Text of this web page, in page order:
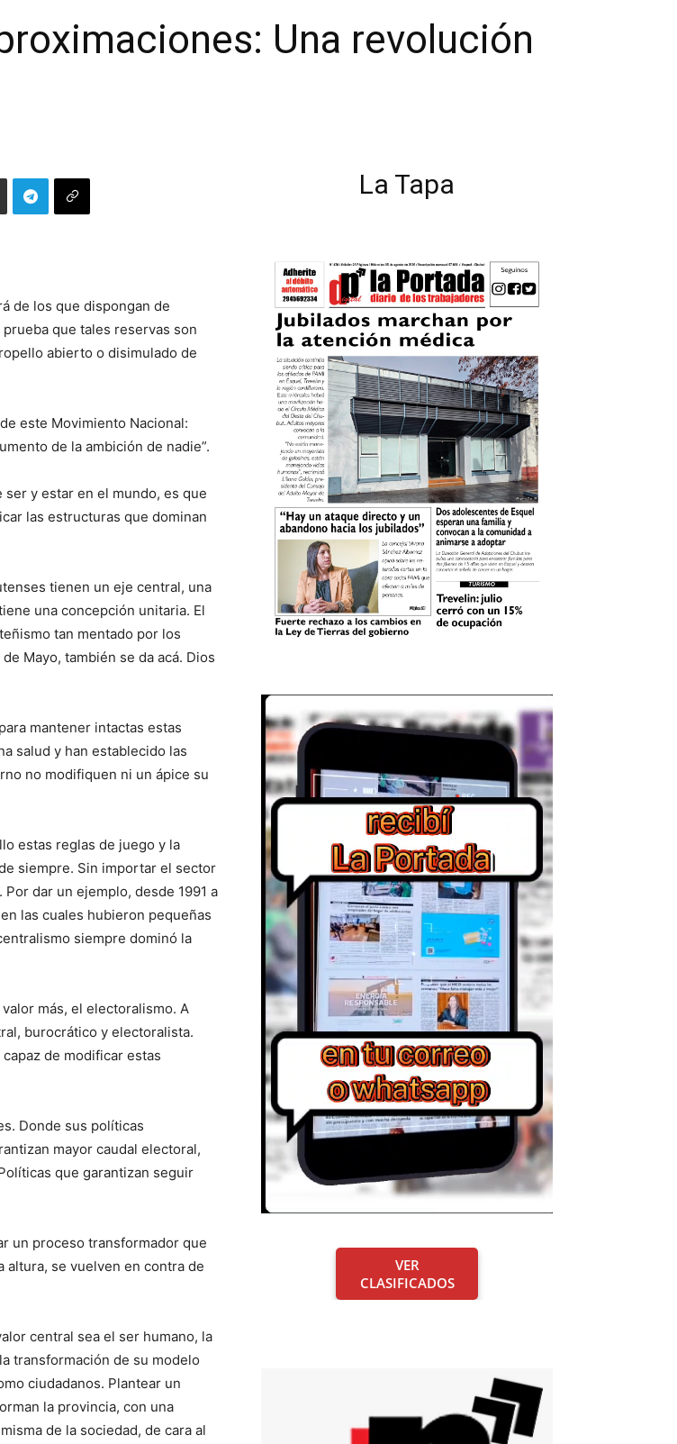
Una revolución
de los que dispongan de
que tales reservas son
abierto o disimulado de
este Movimiento Nacional:
de la ambición de nadie”.
y estar en el mundo, es que
las estructuras que dominan
tienen un eje central, una
una concepción unitaria. El
tan mentado por los
Mayo, también se da acá. Dios
mantener intactas estas
salud y han establecido las
no modifiquen ni un ápice su
estas reglas de juego y la
siempre. Sin importar el sector
dar un ejemplo, desde 1991 a
las cuales hubieron pequeñas
siempre dominó la
más, el electoralismo. A
burocrático y electoralista.
de modificar estas
Donde sus políticas
mayor caudal electoral,
que garantizan seguir
un proceso transformador que
altura, se vuelven en contra de
central sea el ser humano, la
transformación de su modelo
ciudadanos. Plantear un
la provincia, con una
de la sociedad, de cara al
La Tapa
VER
CLASIFICADOS